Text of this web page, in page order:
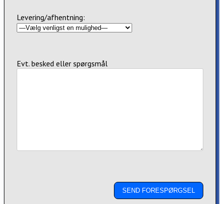
Levering/afhentning:
Evt. besked eller spørgsmål